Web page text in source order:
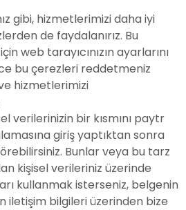
gibi, hizmetlerimizi daha iyi
de faydalanırız. Bu
web tarayıcınızın ayarlarını
bu çerezleri reddetmeniz
hizmetlerimizi
verilerinizin bir kısmını paytr
giriş yaptıktan sonra
Bunlar veya bu tarz
kişisel verileriniz üzerinde
kullanmak isterseniz, belgenin
iletişim bilgileri üzerinden bize